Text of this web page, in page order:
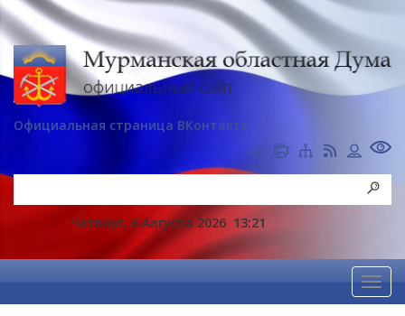
Официальная страница ВКонтакте
Четверг, 6 Августа 2026 13:21